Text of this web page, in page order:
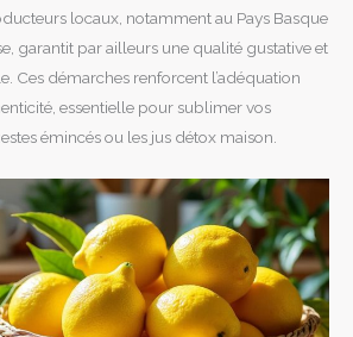
locaux, notamment au Pays Basque
garantit par ailleurs une qualité gustative et
Ces démarches renforcent l’adéquation
essentielle pour sublimer vos
émincés ou les jus détox maison.